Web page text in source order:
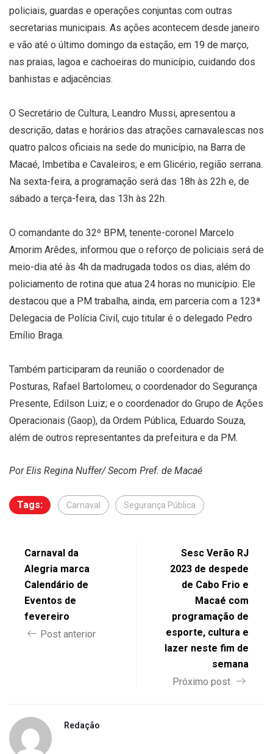
policiais, guardas e operações conjuntas com outras
secretarias municipais. As ações acontecem desde janeiro
e vão até o último domingo da estação, em 19 de março,
nas praias, lagoa e cachoeiras do município, cuidando dos
banhistas e adjacências.
O Secretário de Cultura, Leandro Mussi, apresentou a
descrição, datas e horários das atrações carnavalescas nos
quatro palcos oficiais na sede do município, na Barra de
Macaé, Imbetiba e Cavaleiros; e em Glicério, região serrana.
Na sexta-feira, a programação será das 18h às 22h e, de
sábado a terça-feira, das 13h às 22h.
O comandante do 32º BPM, tenente-coronel Marcelo
Amorim Arêdes, informou que o reforço de policiais será de
meio-dia até às 4h da madrugada todos os dias, além do
policiamento de rotina que atua 24 horas no município. Ele
destacou que a PM trabalha, ainda, em parceria com a 123ª
Delegacia de Polícia Civil, cujo titular é o delegado Pedro
Emílio Braga.
Também participaram da reunião o coordenador de
Posturas, Rafael Bartolomeu; o coordenador do Segurança
Presente, Edilson Luiz; e o coordenador do Grupo de Ações
Operacionais (Gaop), da Ordem Pública, Eduardo Souza,
além de outros representantes da prefeitura e da PM.
Por Elis Regina Nuffer/ Secom Pref. de Macaé
Tags: Carnaval Segurança Pública
Carnaval da
Alegria marca
Calendário de
Eventos de
fevereiro
Post anterior
Sesc Verão RJ
2023 de despede
de Cabo Frio e
Macaé com
programação de
esporte, cultura e
lazer neste fim de
semana
Próximo post
Redação